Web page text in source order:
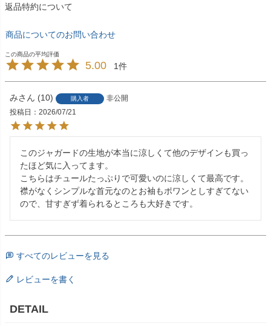
返品特約について
商品についてのお問い合わせ
5.00 1
み 10 購入者
非公開
投稿日
2026/07/21
このジャガードの生地が本当に涼しくて他のデザインも買っ
たほど気に入ってます。
こちらはチュールたっぷりで可愛いのに涼しくて最高です。
襟がなくシンプルな首元なのとお袖もポワンとしすぎてない
ので、甘すぎず着られるところも大好きです。
すべてのレビューを見る
レビューを書く
DETAIL